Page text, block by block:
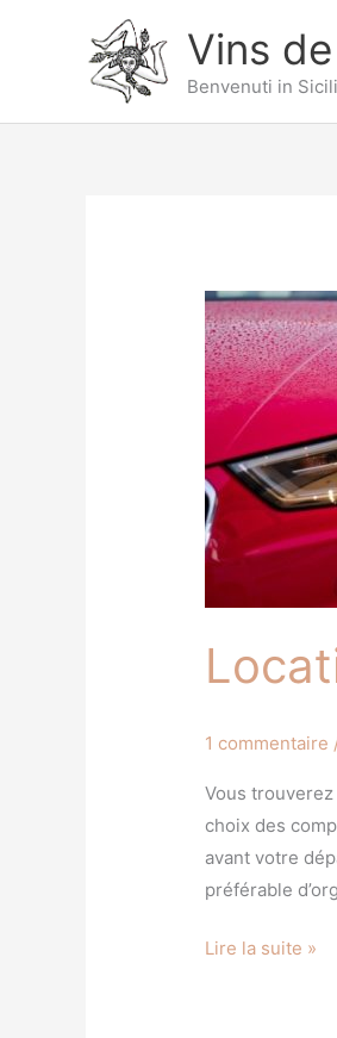
Vins
Benvenuti in
1 commentaire
Vous
choix des
avant votre
préférable
Location
de
voitures
en
Sicile
Lire la suite »